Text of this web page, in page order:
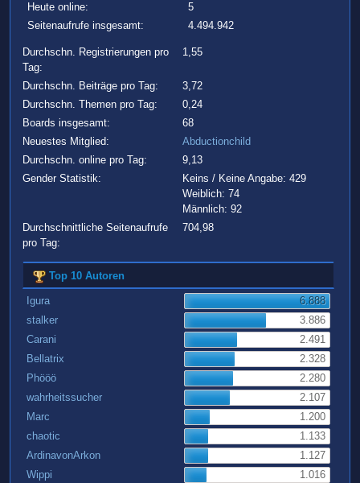
Heute online:
5
Seitenaufrufe insgesamt:
4.494.942
Durchschn. Registrierungen pro
Tag:
1,55
Durchschn. Beiträge pro Tag:
3,72
Durchschn. Themen pro Tag:
0,24
Boards insgesamt:
68
Neuestes Mitglied:
Abductionchild
Durchschn. online pro Tag:
9,13
Gender Statistik:
Keins / Keine Angabe: 429
Weiblich: 74
Männlich: 92
Durchschnittliche Seitenaufrufe
pro Tag:
704,98
Top 10 Autoren
Igura
6.888
stalker
3.886
Carani
2.491
Bellatrix
2.328
Phööö
2.280
wahrheitssucher
2.107
Marc
1.200
chaotic
1.133
ArdinavonArkon
1.127
Wippi
1.016